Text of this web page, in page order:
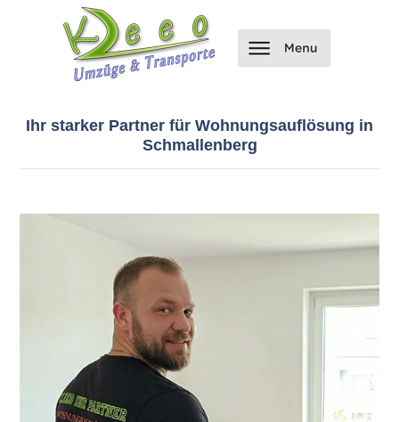
Ihr starker Partner für Wohnungsauflösung in
Schmallenberg